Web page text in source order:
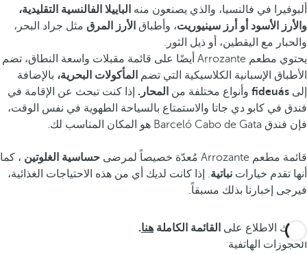
ألبوفيرا في فالنسيا، والذي يصنعون منه الباييلا الفالنسية التقليدية،
والأرز الأسود أو أرز سينيوريت، وأطباق الأرز المرق مثل جراد البحر،
والحبار مع اليقطين، أو ذيل الثور.
يحتوي مطعم Arrozante أيضًا على قائمة مقبلات واسعة النطاق، تضم
الأطباق الإسبانية الكلاسيكية التي تضم المأكولات البحرية، بالإضافة
إلى fideuás وأنواع مختلفة من المحار. إذا كنت تبحث عن الإقامة في
فندق في كابو دي جاتا والاستمتاع بالسياحة الطهوية في نفس الوقت،
فإن فندق Barceló Cabo de Gata هو المكان المناسب لك.
قائمة مطعم Arrozante مُعدّة خصيصاً لمرضى حساسية الغلوتين ، كما
أنها تقدم خيارات نباتية. إذا كانت لديك أي من هذه الاحتياجات الغذائية،
فيرجى إخبارنا بذلك مسبقاً.
يمكنك الاطلاع على القائمة الكاملة هنا.
الحجوزات الهاتفية